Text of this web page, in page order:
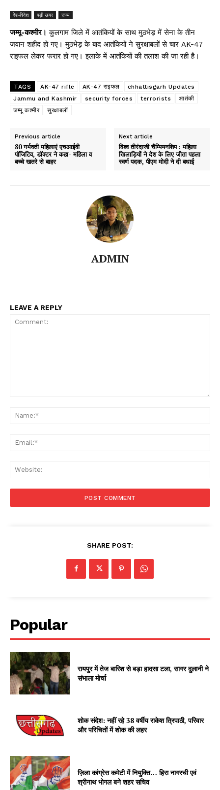
देश-विदेश बड़ी खबर राज्य
जम्मू-कश्मीर। कुलगाम जिले में आतंकियों के साथ मुठभेड़ में सेना के तीन
जवान शहीद हो गए। मुठभेड़ के बाद आतंकियों ने सुरक्षाबलों से चार AK-47
राइफल लेकर फरार हो गए। इलाके में आतंकियों की तलाश की जा रही है।
TAGS AK-47 rifle AK-47 राइफल
chhattisgarh Updates
Jammu and Kashmir
security forces terrorists
आतंकी
जम्मू कश्मीर
सुरक्षाबलों
Previous article
80 गर्भवती महिलाएं एचआईवी
पॉजिटिव, डॉक्टर ने कहा- महिला व
बच्चे खतरे से बाहर
Next article
विश्व तीरंदाजी चैम्पियनशिप : महिला
खिलाड़ियों ने देश के लिए जीता पहला
स्वर्ण पदक, पीएम मोदी ने दी बधाई
ADMIN
LEAVE A REPLY
SHARE POST:
Popular
रायपुर में तेज बारिश से बड़ा हादसा टला, सागर दुलानी ने
संभाला मोर्चा
शोक संदेश: नहीं रहे 38 वर्षीय राकेश त्रिपाठी, परिवार
और परिचितों में शोक की लहर
ज़िला कांग्रेस कमेटी में नियुक्ति… हिरा नागरची एवं
श्रीनाथ भोगल बने शहर सचिव